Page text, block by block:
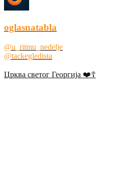
oglasnatabla
@u_ritmu_nedelje
@tackegledista
Црква светог Георгија ❤️☦️